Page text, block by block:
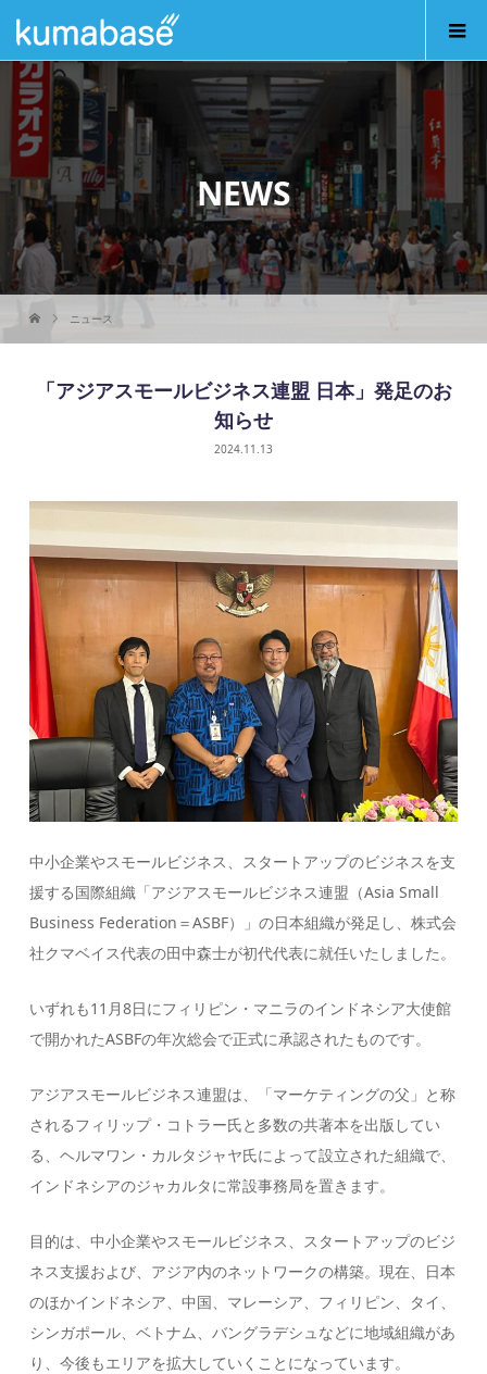
NEWS
ニュース
「アジアスモールビジネス連盟 日本」発足のお
知らせ
2024.11.13
中小企業やスモールビジネス、スタートアップのビジネスを支
援する国際組織「アジアスモールビジネス連盟（Asia Small
Business Federation＝ASBF）」の日本組織が発足し、株式会
社クマベイス代表の田中森士が初代代表に就任いたしました。
いずれも11月8日にフィリピン・マニラのインドネシア大使館
で開かれたASBFの年次総会で正式に承認されたものです。
アジアスモールビジネス連盟は、「マーケティングの父」と称
されるフィリップ・コトラー氏と多数の共著本を出版してい
る、ヘルマワン・カルタジャヤ氏によって設立された組織で、
インドネシアのジャカルタに常設事務局を置きます。
目的は、中小企業やスモールビジネス、スタートアップのビジ
ネス支援および、アジア内のネットワークの構築。現在、日本
のほかインドネシア、中国、マレーシア、フィリピン、タイ、
シンガポール、ベトナム、バングラデシュなどに地域組織があ
り、今後もエリアを拡大していくことになっています。